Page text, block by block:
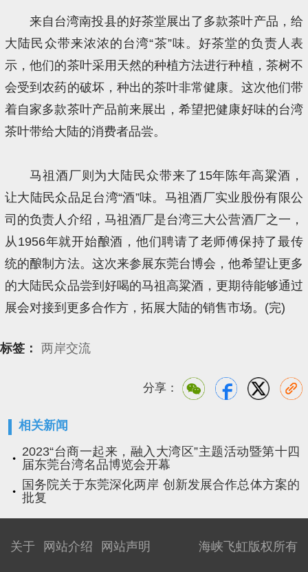
来自台湾南投县的好茶堂展出了多款茶叶产品，给
大陆民众带来浓浓的台湾“茶”味。好茶堂的负责人表
示，他们的茶叶采用天然的种植方法进行种植，茶树不
会受到农药的破坏，种出的茶叶非常健康。这次他们带
着自家多款茶叶产品前来展出，希望把健康好味的台湾
茶叶带给大陆的消费者品尝。
马祖酒厂则为大陆民众带来了15年陈年高粱酒，
让大陆民众品足台湾“酒”味。马祖酒厂实业股份有限公
司的负责人介绍，马祖酒厂是台湾三大公营酒厂之一，
从1956年就开始酿酒，他们聘请了老师傅保持了最传
统的酿制方法。这次来参展东莞台博会，他希望让更多
的大陆民众品尝到好喝的马祖高粱酒，更期待能够通过
展会对接到更多合作方，拓展大陆的销售市场。(完)
标签： 两岸交流
分享：
相关新闻
2023“台商一起来，融入大湾区”主题活动暨第十四
届东莞台湾名品博览会开幕
国务院关于东莞深化两岸 创新发展合作总体方案的
批复
海峡飞虹版权所有
关于 网站介绍 网站声明